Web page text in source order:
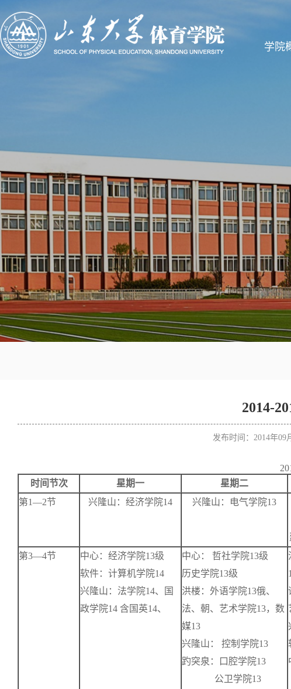
学院
2014-
发布时间：2014年
时间节次
星期一 星期二
第1—2节
兴隆山：经济学院14 兴隆山：电气学院13
第3—4节
中心：经济学院13级
软件：计算机学院14
兴隆山：法学院14、国
政学院14 含国英14、
中心： 哲社学院13级
历史学院13级
洪楼：外语学院13俄、
法、朝、艺术学院13，数
媒13
兴隆山： 控制学院13
趵突泉：口腔学院13
公卫学院13